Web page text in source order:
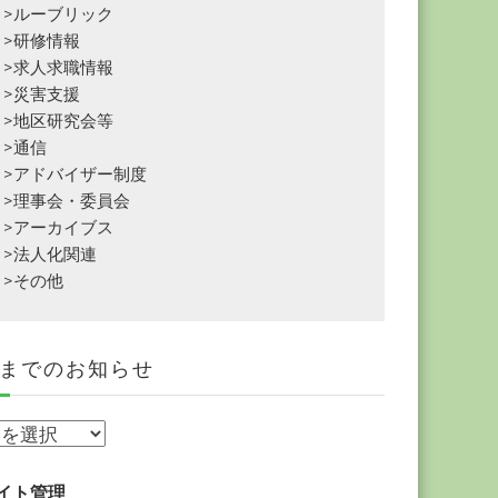
>ルーブリック
>研修情報
>求人求職情報
>災害支援
>地区研究会等
>通信
>アドバイザー制度
>理事会・委員会
>アーカイブス
>法人化関連
>その他
でのお知らせ
ト管理